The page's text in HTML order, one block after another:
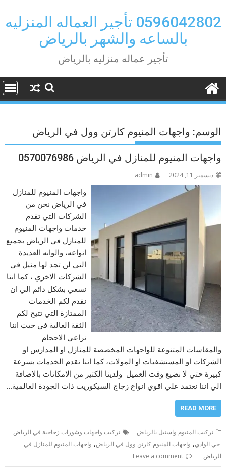
to
content
0596042802 تأجير العماله المنزليه
بالساعه والشهر بالرياض
تأجير عماله منزليه بالرياض
الوسم: واجهات المنيوم كارتن وول في الرياض
واجهات المنيوم للمنازل في الرياض 0570076986
ديسمبر 11, 2024 admin
واجهات المنيوم للمنازل
في الرياض نحن من
الشركات التي تقدم
خدمات واجهات المنيوم
للمنازل في الرياض بجميع
انواعه، والوانه العديدة
التي لن تجد لها مثيل في
الشركات الاخري ، كما اننا
نسعي بشكل دائم الي ان
نقدم لكم الخدمات
الممتازة التي تتيح لكم
الثقة الغالية في حيث اننا
نراعي الاحجام
والمقاسات المتنوعة للواجهات المخصصة للمنازل او المدارس او
الشركات او المستشفيات او المولات، كما اننا نقدم الخدمات بسرعة
كبيرة حتي لا نضيع وقت العميل ولدينا الكثير من الامكانات بالاضافة
الي اننا نعتمد علي اقوي انواع زجاج السيكوريت ذات الجودة العالمية…
READ MORE
تركيب المنيوم واستيل بالرياض
تركيب واجهات وشورات زجاجية في الرياض
حي الوادي, واجهات المنيوم كارتن وول في الرياض, واجهات المنيوم للمنازل في
الرياض
Leave a comment